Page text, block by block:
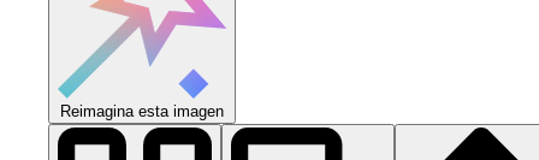
Reimagina esta imagen